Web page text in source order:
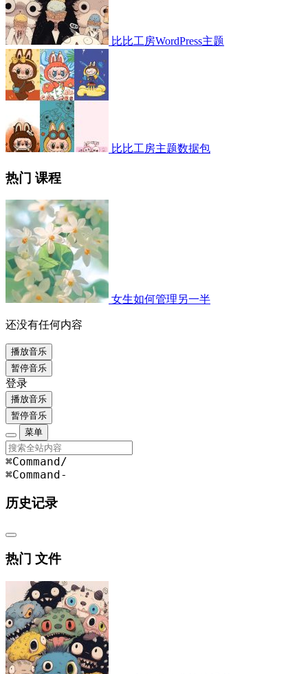
比比工房WordPress主题
比比工房主题数据包
热门 课程
女生如何管理另一半
还没有任何内容
播放音乐
暂停音乐
登录
播放音乐
暂停音乐
菜单
⌘Command /
⌘Command -
历史记录
热门 文件